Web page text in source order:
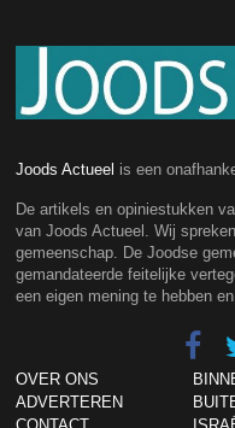
Joods Actueel is een
De artikels en opiniestukken
van Joods Actueel. Wij
gemeenschap. De Joodse
gemandateerde feitelijke
een eigen mening te hebben
OVER ONS
ADVERTEREN